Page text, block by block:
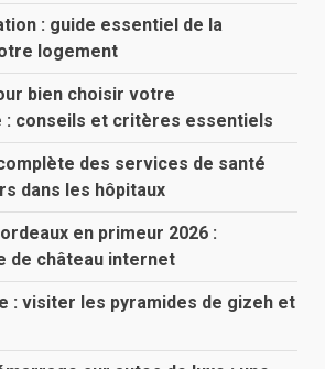
: guide essentiel de la
logement
bien choisir votre
: conseils et critères essentiels
des services de santé
dans les hôpitaux
en primeur 2026 :
de château internet
: visiter les pyramides de gizeh et